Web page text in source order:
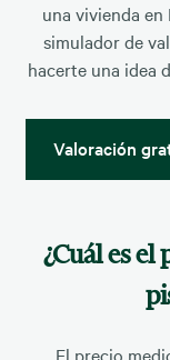
una vivienda en
simulador de
hacerte una idea
Valoración
¿Cuál es el
El precio